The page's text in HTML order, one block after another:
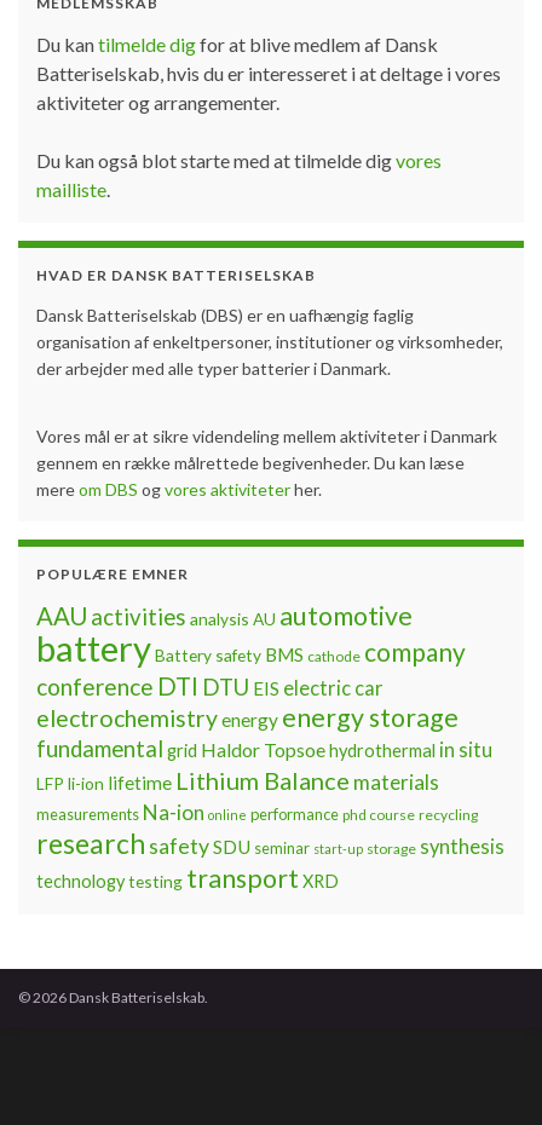
Du kantilmelde digfor at blive medlem af Dansk
Batteriselskab, hvis du er interesseret i at deltage i vores
aktiviteter og arrangementer.
Du kan også blot starte med at tilmelde digvores
mailliste
HVAD ER DANSK BATTERISELSKAB
Dansk Batteriselskab (DBS) er en uafhængig faglig
organisation af enkeltpersoner, institutioner og virksomheder,
der arbejder med alle typer batterier i Danmark.
Vores mål er at sikre videndeling mellem aktiviteter i Danmark
gennem en række målrettede begivenheder. Du kan læse
mereom DBS ogvores aktiviteterher.
POPULÆRE EMNER
AAU activities analysis AU automotive
batteryBattery safety BMS cathode company
conference DTI DTU EIS electric car
electrochemistryenergy energy storage
fundamental grid Haldor Topsoehydrothermal in situ
LFP li-ion lifetime Lithium Balance materials
measurements Na-ion online performance phd course recycling
research safetySDU seminar start-up storage synthesis
technologytesting transport XRD
© 2026 Dansk Batteriselskab.